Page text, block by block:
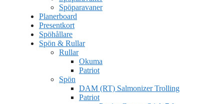
Spöparavaner
Planerboard
Presentkort
Spöhållare
Spön & Rullar
Rullar
Okuma
Patriot
Spön
DAM (RT) Salmonizer Trolling
Patriot